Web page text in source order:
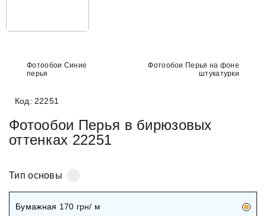
Фотообои Синие
перья
Фотообои Перья на фоне
штукатурки
Код: 22251
Фотообои Перья в бирюзовых
оттенках 22251
Тип основы
Бумажная 170 грн/ м